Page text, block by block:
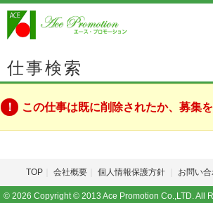
仕事検索
この仕事は既に削除されたか、募集
TOP 会社概要 個人情報保護方針 お問い
© 2026 Copyright © 2013 Ace Promotion Co.,LTD. All